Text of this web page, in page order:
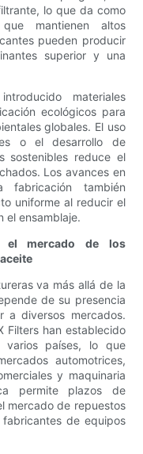
lo que da como
mantienen altos
pueden producir
superior y una
materiales
ecológicos para
globales. El uso
o el desarrollo de
sostenibles reduce el
Los avances en
también
uniforme al reducir el
el ensamblaje.
el mercado de los
va más allá de la
de su presencia
a diversos mercados.
Filters han establecido
varios países, lo que
automotrices,
y maquinaria
permite plazos de
mercado de repuestos
de equipos